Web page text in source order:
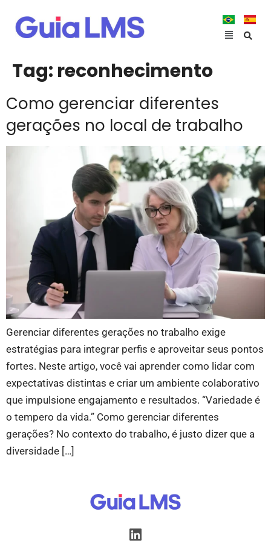
Tag: reconhecimento
Como gerenciar diferentes
gerações no local de trabalho
Gerenciar diferentes gerações no trabalho exige
estratégias para integrar perfis e aproveitar seus pontos
fortes. Neste artigo, você vai aprender como lidar com
expectativas distintas e criar um ambiente colaborativo
que impulsione engajamento e resultados. “Variedade é
o tempero da vida.” Como gerenciar diferentes
gerações? No contexto do trabalho, é justo dizer que a
diversidade […]